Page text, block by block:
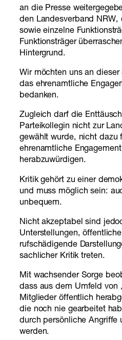
an die Presse
den Landesverband NRW,
sowie einzelne
Funktionsträger
Hintergrund.
Wir möchten uns an
das ehrenamtliche
bedanken.
Zugleich darf die
Parteikollegin nicht zur
gewählt wurde, nicht dazu
ehrenamtliche
herabzuwürdigen.
Kritik gehört zu einer
und muss möglich sein:
unbequem.
Nicht akzeptabel sind
Unterstellungen,
rufschädigende
sachlicher Kritik treten.
Mit wachsender Sorge
dass aus dem Umfeld von
Mitglieder öffentlich
die noch nie gearbeitet
durch persönliche Angriffe
werden.